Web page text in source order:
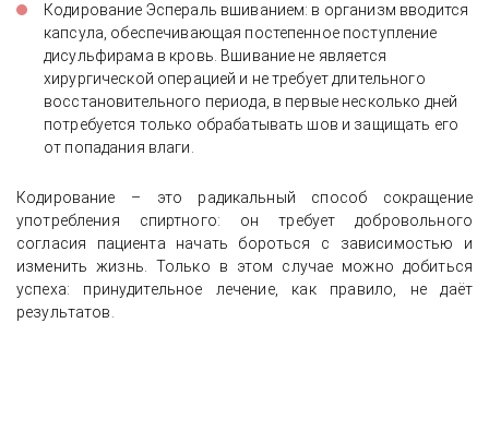
Кодирование Эспераль вшиванием: в организм вводится
капсула, обеспечивающая постепенное поступление
дисульфирама в кровь. Вшивание не является
хирургической операцией и не требует длительного
восстановительного периода, в первые несколько дней
потребуется только обрабатывать шов и защищать его
от попадания влаги.
Кодирование – это радикальный способ сокращение
употребления спиртного: он требует добровольного
согласия пациента начать бороться с зависимостью и
изменить жизнь. Только в этом случае можно добиться
успеха: принудительное лечение, как правило, не даёт
результатов.